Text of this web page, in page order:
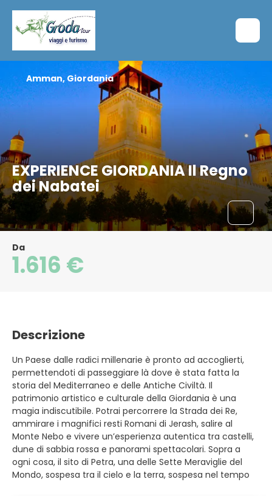
EXPERIENCE GIORDANIA Il Regno
dei Nabatei
Amman, Giordania
Da
1.616 €
Descrizione
Un Paese dalle radici millenarie è pronto ad accoglierti,
permettendoti di passeggiare là dove è stata fatta la
storia del Mediterraneo e delle Antiche Civiltà. Il
patrimonio artistico e culturale della Giordania è una
magia indiscutibile. Potrai percorrere la Strada dei Re,
ammirare i magnifici resti Romani di Jerash, salire al
Monte Nebo e vivere un’esperienza autentica tra castelli,
dune di sabbia rossa e panorami spettacolari. Sopra a
ogni cosa, il sito di Petra, una delle Sette Meraviglie del
Mondo, sospesa tra il cielo e la terra, sospesa nel tempo